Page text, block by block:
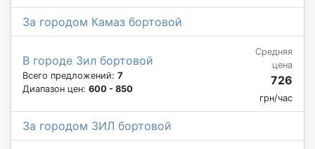
За городом Камаз бортовой
В городе Зил бортовой
Всего предложений: 7
Диапазон цен: 600 - 850
Средняя
цена
726
грн/час
За городом ЗИЛ бортовой